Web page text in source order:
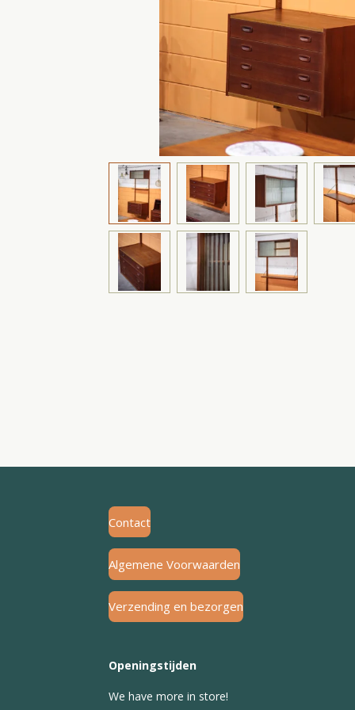
Contact
Algemene Voorwaarden
Verzending en bezorgen
Openingstijden
We have more in store!